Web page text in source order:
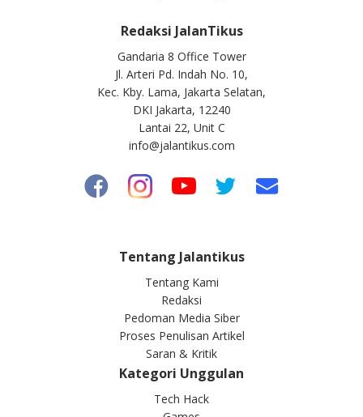
Redaksi JalanTikus
Gandaria 8 Office Tower
Jl. Arteri Pd. Indah No. 10,
Kec. Kby. Lama, Jakarta Selatan,
DKI Jakarta, 12240
Lantai 22, Unit C
info@jalantikus.com
Tentang Jalantikus
Tentang Kami
Redaksi
Pedoman Media Siber
Proses Penulisan Artikel
Saran & Kritik
Kategori Unggulan
Tech Hack